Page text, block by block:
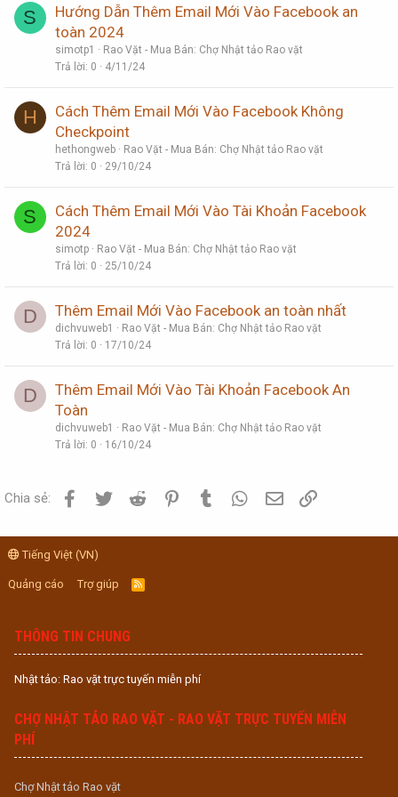
S
Hướng Dẫn Thêm Email Mới Vào Facebook an
toàn 2024
simotp1
Rao Vặt - Mua Bán: Chợ Nhật tảo Rao vặt
Trả lời 0 4/11/24
H
Cách Thêm Email Mới Vào Facebook Không
Checkpoint
hethongweb
Rao Vặt - Mua Bán: Chợ Nhật tảo Rao vặt
Trả lời 0 29/10/24
S
Cách Thêm Email Mới Vào Tài Khoản Facebook
2024
simotp
Rao Vặt - Mua Bán: Chợ Nhật tảo Rao vặt
Trả lời 0 25/10/24
D Thêm Email Mới Vào Facebook an toàn nhất
dichvuweb1
Rao Vặt - Mua Bán: Chợ Nhật tảo Rao vặt
Trả lời 0 17/10/24
D
Thêm Email Mới Vào Tài Khoản Facebook An
Toàn
dichvuweb1
Rao Vặt - Mua Bán: Chợ Nhật tảo Rao vặt
Trả lời 0 16/10/24
Chia sẻ: Facebook
Twitter Reddit PinterestTumblr WhatsApp
Email
Tiếng Việt (VN)
Quảng cáo Trợ giúp
R
S
THÔNG TIN CHUNG
Nhật tảo: Rao vặt trực tuyến miễn phí
CHỢ NHẬT TẢO RAO VẶT - RAO VẶT TRỰC TUYẾN MIỄN
PHÍ
Chợ Nhật tảo Rao vặt